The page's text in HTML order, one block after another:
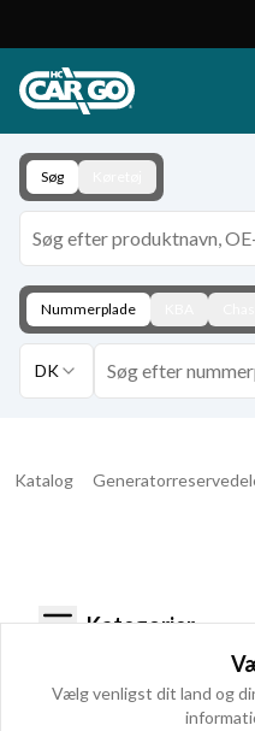
Download
Kontakt
Søg
Nummerplade
DK
Katalog
Kategorier
Diodebroer
Vælg venligst dit land og